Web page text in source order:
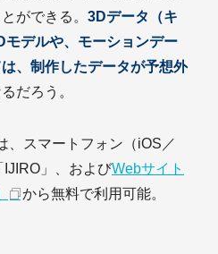
ができる。 3Dデータ（キ
モデルや、モーションデー
、制作したデータが予想外
だろう。
、スマートフォン（iOS／
」、およびWebサイト
から無料で利用可能。